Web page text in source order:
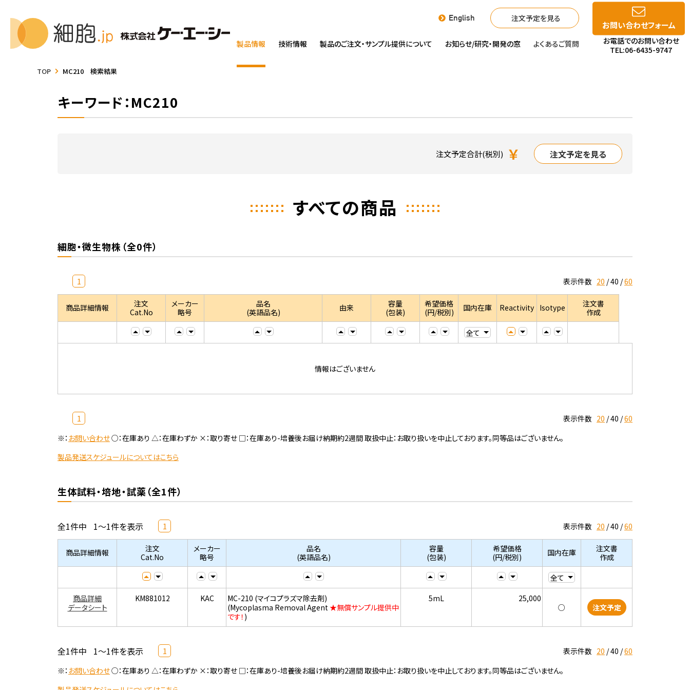
English 注文予定を見る
製品情報 技術情報 製品のご注文・サンプル提供について お知らせ/研究・開発の窓 よくあるご質問
お問い合わせフォーム
お電話でのお問い合わせ
TEL:06-6435-9747
TOP MC210 検索結果
キーワード：MC210
注文予定合計(税別) ￥ 注文予定を見る
すべての商品
細胞・微生物株（全0件）
1 表示件数 20 40 60
商品詳細情報
注文
Cat.No
メーカー
略号
品名
(英語品名)
由来
容量
(包装)
希望価格
(円/税別)
国内在庫 Reactivity Isotype
注文書
作成
情報はございません
1 表示件数 20 40 60
※： お問い合わせ○：在庫あり △：在庫わずか ×：取り寄せ □：在庫あり-培養後お届け納期約2週間 取扱中止：お取り扱いを中止しております。同等品はございません。
製品発送スケジュールについてはこちら
生体試料・培地・試薬（全1件）
全1件中 1～1件を表示 1 表示件数 20 40 60
商品詳細情報
注文
Cat.No
メーカー
略号
品名
(英語品名)
容量
(包装)
希望価格
(円/税別)
国内在庫
注文書
作成
商品詳細
データシート
KM881012 KAC
MC-210 (マイコプラズマ除去剤)
(Mycoplasma Removal Agent★無償サンプル提供中
です！ )
5mL
25,000
○
注文予定
全1件中 1～1件を表示 1 表示件数 20 40 60
※： お問い合わせ○：在庫あり △：在庫わずか ×：取り寄せ □：在庫あり-培養後お届け納期約2週間 取扱中止：お取り扱いを中止しております。同等品はございません。